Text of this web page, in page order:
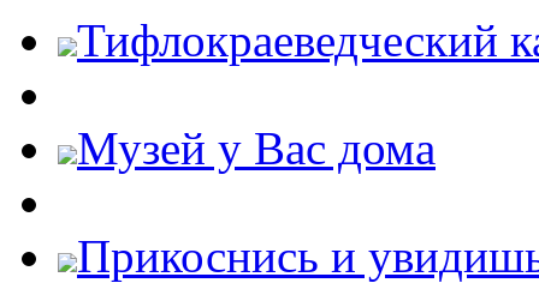
Тифлокраеведческий
Музей у Вас дома
Прикоснись и